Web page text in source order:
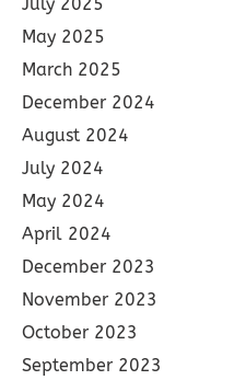
May 2025
March 2025
December 2024
August 2024
July 2024
May 2024
April 2024
December 2023
November 2023
October 2023
September 2023